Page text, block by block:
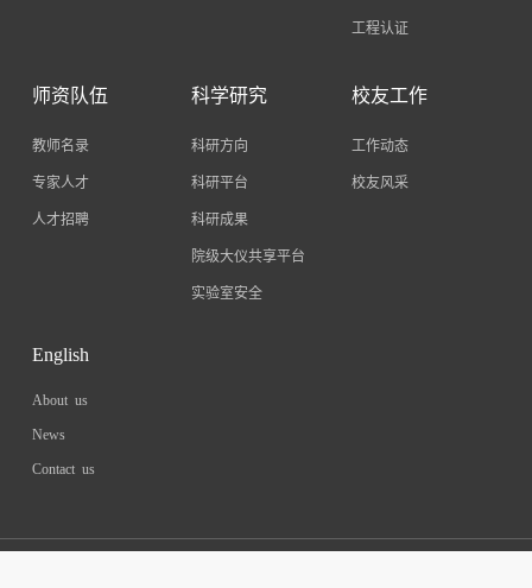
工程认证
师资队伍
教师名录
专家人才
人才招聘
科学研究
科研方向
科研平台
科研成果
院级大仪共享平台
实验室安全
校友工作
工作动态
校友风采
English
About us
News
Contact us